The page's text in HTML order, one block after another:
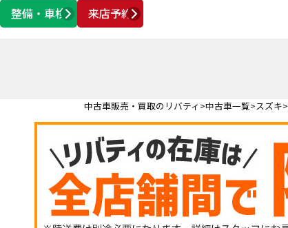
整備・車検
来店予約
営業時間 AM10:00 ～ PM6:00
中古車販売・買取のリバティ 中古車一覧 スズキ